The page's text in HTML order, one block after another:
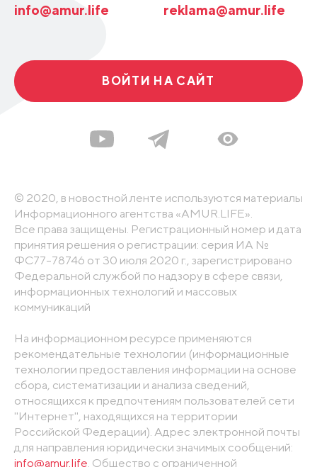
info@amur.life reklama@amur.life
ВОЙТИ НА САЙТ
© 2020, в новостной ленте используются материалы
Информационного агентства «AMUR.LIFE».
Все права защищены. Регистрационный номер и дата
принятия решения о регистрации: серия ИА №
ФС77-78746 от 30 июля 2020 г., зарегистрировано
Федеральной службой по надзору в сфере связи,
информационных технологий и массовых
коммуникаций
На информационном ресурсе применяются
рекомендательные технологии (информационные
технологии предоставления информации на основе
сбора, систематизации и анализа сведений,
относящихся к предпочтениям пользователей сети
"Интернет", находящихся на территории
Российской Федерации). Адрес электронной почты
для направления юридически значимых сообщений:
info@amur.life. Общество с ограниченной